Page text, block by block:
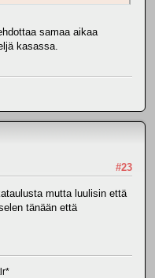
samaa aikaa
kasassa.
#23
mutta luulisin että
tänään että